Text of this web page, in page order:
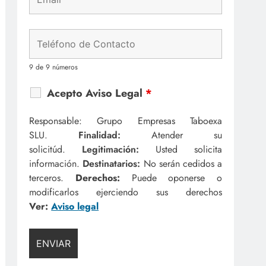
9 de 9 números
Acepto Aviso Legal *
Responsable: Grupo Empresas Taboexa
SLU. Finalidad:Atender su
solicitúd. Legitimación: Usted solicita
información. Destinatarios: No serán cedidos a
terceros. Derechos: Puede oponerse o
modificarlos ejerciendo sus derechos
Ver:Aviso legal